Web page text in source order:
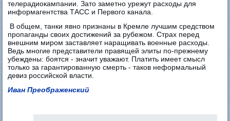
телерадиокампании. Зато заметно урежут расходы для
информагентства ТАСС и Первого канала.
В общем, танки явно признаны в Кремле лучшим средством
пропаганды своих достижений за рубежом. Страх перед
внешним миром заставляет наращивать военные расходы.
Ведь многие представители правящей элиты по-прежнему
убеждены: боятся - значит уважают. Платить имеет смысл
только за гарантированную смерть - таков неформальный
девиз российской власти.
Иван Преображенский